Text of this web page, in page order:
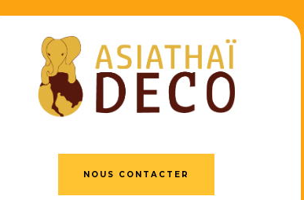
NOUS CONTACTER